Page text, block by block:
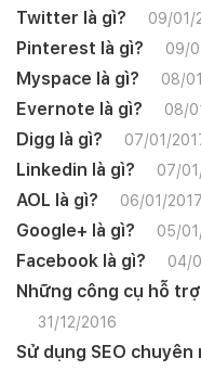
Twitter là gì? 09/01/
Pinterest là gì? 09/
Myspace là gì? 08/
Evernote là gì? 08/
Digg là gì? 07/01/
Linkedin là gì? 07/
AOL là gì? 06/01/2017
Google+ là gì? 05/
Facebook là gì? 04/
Những công cụ hỗ
31/12/2016
Sử dụng SEO